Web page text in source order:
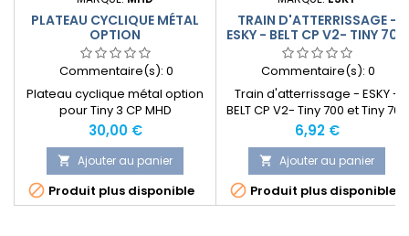
PLATEAU CYCLIQUE MÉTAL
OPTION
Commentaire(s): 0
Plateau cyclique métal option
pour Tiny 3 CP MHD
Prix
30,00 €
 Ajouter au panier
 Produit plus disponible
TRAIN D'ATTERRISSAGE -
ESKY - BELT CP V2- TINY 700
Commentaire(s): 0
Train d'atterrissage - ESKY -
BELT CP V2- Tiny 700 et Tiny 700
CP Evo
Prix
6,92 €
 Ajouter au panier
 Produit plus disponible